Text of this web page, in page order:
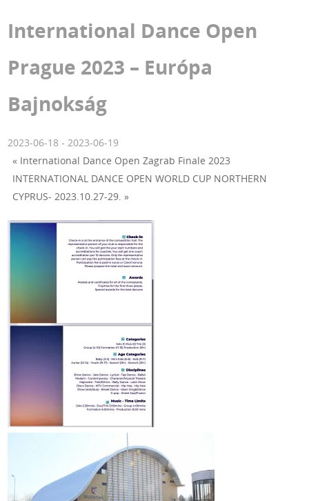
International Dance Open
Prague 2023 – Európa
Bajnokság
2023-06-18 -2023-06-19
« International Dance Open Zagrab Finale 2023
INTERNATIONAL DANCE OPEN WORLD CUP NORTHERN
CYPRUS- 2023.10.27-29.»